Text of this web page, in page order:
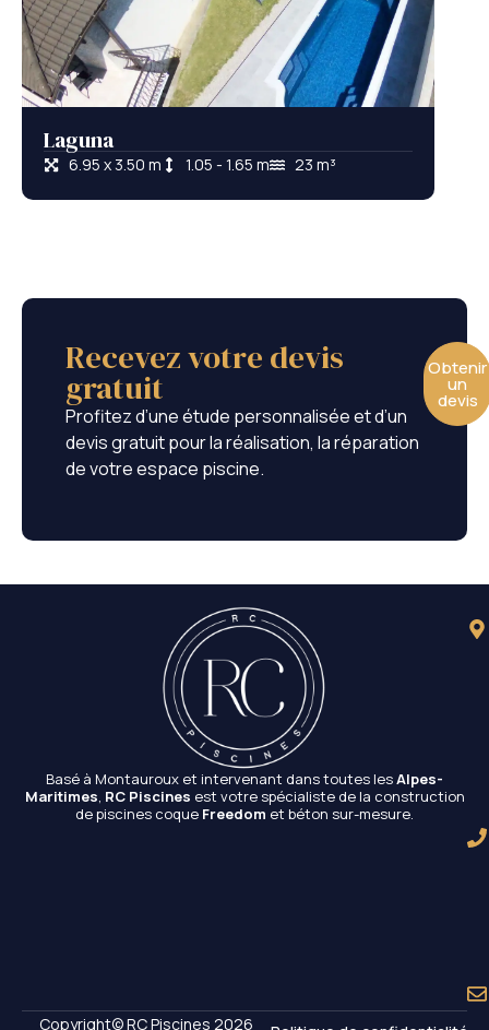
Laguna
6.95 x 3.50 m 1.05 - 1.65 m 23 m³
Recevez votre devis
gratuit
Profitez d’une étude personnalisée et d’un
devis gratuit pour la réalisation, la réparation
de votre espace piscine.
Obtenir
un
devis
Basé à Montauroux et intervenant dans toutes lesAlpes-
Maritimes, RC Piscines est votre spécialiste de la construction
de piscines coque Freedom et béton sur-mesure.
Copyright© RC Piscines 2026